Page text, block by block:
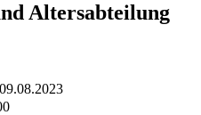
Altersabteilung